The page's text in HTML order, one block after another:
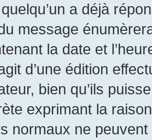
a déjà
message
la date et
d’une édition
bien qu’ils
exprimant la
normaux ne